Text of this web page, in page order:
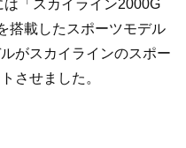
「スカイライン2000G
搭載したスポーツモデル
がスカイラインのスポー
させました。